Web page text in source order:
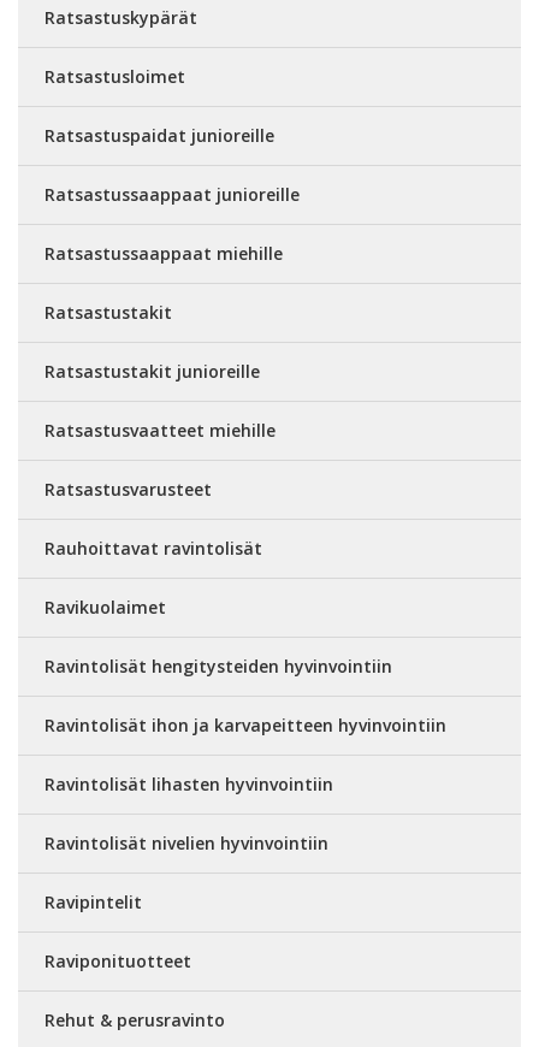
Ratsastuskypärät
Ratsastusloimet
Ratsastuspaidat junioreille
Ratsastussaappaat junioreille
Ratsastussaappaat miehille
Ratsastustakit
Ratsastustakit junioreille
Ratsastusvaatteet miehille
Ratsastusvarusteet
Rauhoittavat ravintolisät
Ravikuolaimet
Ravintolisät hengitysteiden hyvinvointiin
Ravintolisät ihon ja karvapeitteen hyvinvointiin
Ravintolisät lihasten hyvinvointiin
Ravintolisät nivelien hyvinvointiin
Ravipintelit
Raviponituotteet
Rehut & perusravinto